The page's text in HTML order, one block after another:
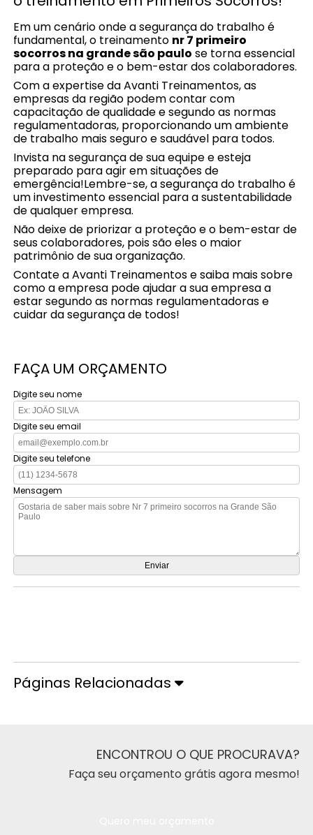
Em um cenário onde a segurança do trabalho é
fundamental, o treinamento nr 7 primeiro
socorros na grande são paulo se torna essencial
para a proteção e o bem-estar dos colaboradores.
Com a expertise da Avanti Treinamentos, as
empresas da região podem contar com
capacitação de qualidade e segundo as normas
regulamentadoras, proporcionando um ambiente
de trabalho mais seguro e saudável para todos.
Invista na segurança de sua equipe e esteja
preparado para agir em situações de
emergência!Lembre-se, a segurança do trabalho é
um investimento essencial para a sustentabilidade
de qualquer empresa.
Não deixe de priorizar a proteção e o bem-estar de
seus colaboradores, pois são eles o maior
patrimônio de sua organização.
Contate a Avanti Treinamentos e saiba mais sobre
como a empresa pode ajudar a sua empresa a
estar segundo as normas regulamentadoras e
cuidar da segurança de todos!
FAÇA UM ORÇAMENTO
Digite seu nome
Digite seu email
Digite seu telefone
Mensagem
Páginas Relacionadas
ENCONTROU O QUE PROCURAVA?
Faça seu orçamento grátis agora mesmo!